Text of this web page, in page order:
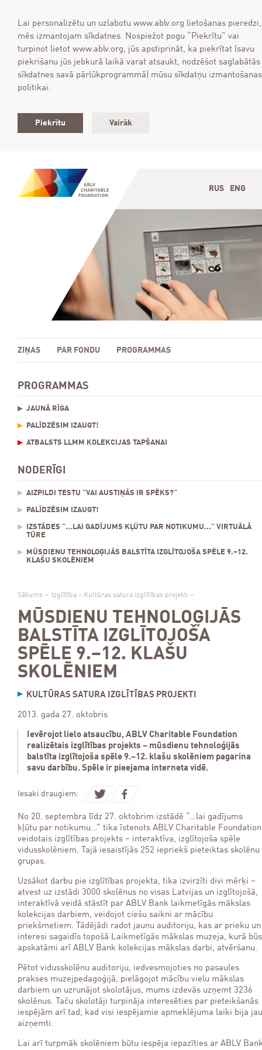
Lai personalizētu un uzlabotu www.ablv.org lietošanas pieredzi,
mēs izmantojam sīkdatnes. Nospiežot pogu “Piekrītu” vai
turpinot lietot www.ablv.org, jūs apstiprināt, ka piekrītat (savu
piekrišanu jūs jebkurā laikā varat atsaukt, nodzēšot saglabātās
sīkdatnes savā pārlūkprogrammā) mūsu sīkdatņu izmantošanas
politikai.
Piekrītu Vairāk
RUS ENG
ZIŅAS PAR FONDU PROGRAMMAS
PROGRAMMAS
JAUNĀ RĪGA
PALĪDZĒSIM IZAUGT!
ATBALSTS LLMM KOLEKCIJAS TAPŠANAI
NODERĪGI
AIZPILDI TESTU "VAI AUSTIŅĀS IR SPĒKS?"
PALĪDZĒSIM IZAUGT!
IZSTĀDES "...LAI GADĪJUMS KĻŪTU PAR NOTIKUMU..." VIRTUĀLĀ
TŪRE
MŪSDIENU TEHNOLOĢIJĀS BALSTĪTA IZGLĪTOJOŠA SPĒLE 9.–12.
KLAŠU SKOLĒNIEM
Sākums – Izglītība – Kultūras satura izglītības projekti –
MŪSDIENU TEHNOLOĢIJĀS
BALSTĪTA IZGLĪTOJOŠA
SPĒLE 9.–12. KLAŠU
SKOLĒNIEM
KULTŪRAS SATURA IZGLĪTĪBAS PROJEKTI
2013. gada 27. oktobris
Ievērojot lielo atsaucību, ABLV Charitable Foundation
realizētais izglītības projekts – mūsdienu tehnoloģijās
balstīta izglītojoša spēle 9.–12. klašu skolēniem pagarina
savu darbību. Spēle ir pieejama interneta vidē.
Iesaki draugiem:
No 20. septembra līdz 27. oktobrim izstādē “…lai gadījums
kļūtu par notikumu…” tika īstenots ABLV Charitable Foundation
veidotais izglītības projekts – interaktīva, izglītojoša spēle
vidusskolēniem. Tajā iesaistījās 252 iepriekš pieteiktas skolēnu
grupas.
Uzsākot darbu pie izglītības projekta, tika izvirzīti divi mērķi –
atvest uz izstādi 3000 skolēnus no visas Latvijas un izglītojošā,
interaktīvā veidā stāstīt par ABLV Bank laikmetīgās mākslas
kolekcijas darbiem, veidojot ciešu saikni ar mācību
priekšmetiem. Tādējādi radot jaunu auditoriju, kas ar prieku un
interesi sagaidīs topošā Laikmetīgās mākslas muzeja, kurā būs
apskatāmi arī ABLV Bank kolekcijas mākslas darbi, atvēršanu.
Pētot vidusskolēnu auditoriju, iedvesmojoties no pasaules
prakses muzejpedagoģijā, pielāgojot mācību vielu mākslas
darbiem un uzrunājot skolotājus, mums izdevās uzņemt 3236
skolēnus. Taču skolotāji turpināja interesēties par pieteikšanās
iespējām arī tad, kad visi iespējamie apmeklējuma laiki bija jau
aizņemti.
Lai arī turpmāk skolēniem būtu iespēja iepazīties ar ABLV